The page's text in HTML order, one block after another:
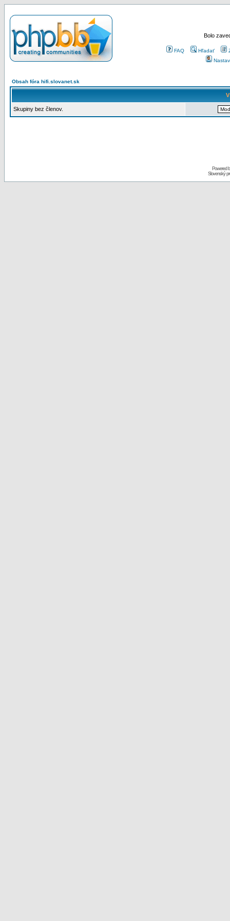
Bolo
FAQ Hľadať
Obsah fóra hifi.slovanet.sk
Skupiny bez členov.
Powered
Slovenský